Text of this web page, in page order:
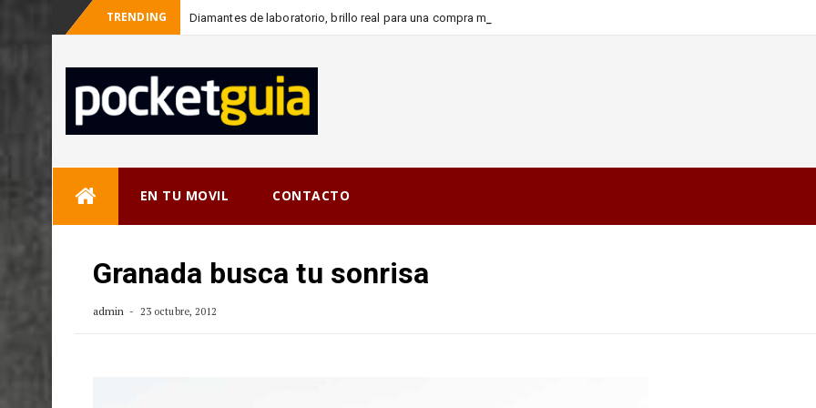
TRENDING Diamantes de laboratorio, brillo real para una compra más informada y
EN TU MOVIL CONTACTO
Granada busca tu sonrisa
admin 23 octubre, 2012